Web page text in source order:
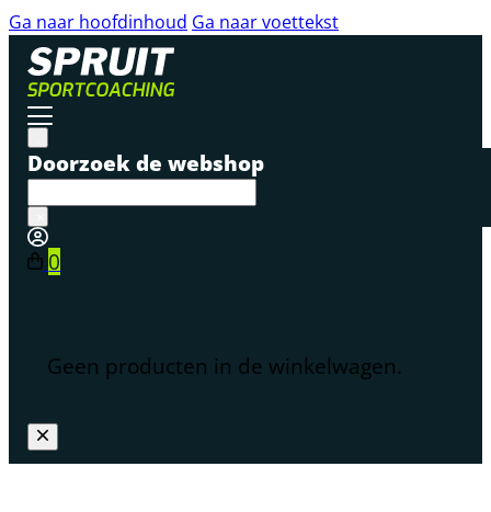
Ga naar hoofdinhoud Ga naar voettekst
Doorzoek de webshop
0
Geen producten in de winkelwagen.